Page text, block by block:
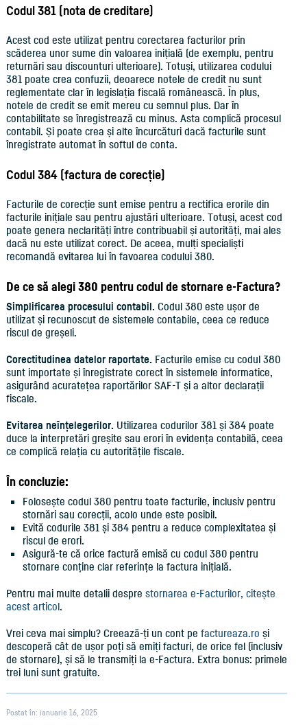
Codul 381 (nota de creditare)
Acest cod este utilizat pentru corectarea facturilor prin
scăderea unor sume din valoarea inițială (de exemplu, pentru
returnări sau discounturi ulterioare). Totuși, utilizarea codului
381 poate crea confuzii, deoarece notele de credit nu sunt
reglementate clar în legislația fiscală românească. În plus,
notele de credit se emit mereu cu semnul plus. Dar în
contabilitate se înregistrează cu minus. Asta complică procesul
contabil. Și poate crea și alte încurcături dacă facturile sunt
înregistrate automat în softul de conta.
Codul 384 (factura de corecție)
Facturile de corecție sunt emise pentru a rectifica erorile din
facturile inițiale sau pentru ajustări ulterioare. Totuși, acest cod
poate genera neclarități între contribuabil și autorități, mai ales
dacă nu este utilizat corect. De aceea, mulți specialiști
recomandă evitarea lui în favoarea codului 380.
De ce să alegi 380 pentru codul de stornare e-Factura?
Simplificarea procesului contabil. Codul 380 este ușor de
utilizat și recunoscut de sistemele contabile, ceea ce reduce
riscul de greșeli.
Corectitudinea datelor raportate. Facturile emise cu codul 380
sunt importate și înregistrate corect în sistemele informatice,
asigurând acuratețea raportărilor SAF-T și a altor declarații
fiscale.
Evitarea neînțelegerilor. Utilizarea codurilor 381 și 384 poate
duce la interpretări greșite sau erori în evidența contabilă, ceea
ce complică relația cu autoritățile fiscale.
În concluzie:
Folosește codul 380 pentru toate facturile, inclusiv pentru
stornări sau corecții, acolo unde este posibil.
Evită codurile 381 și 384 pentru a reduce complexitatea și
riscul de erori.
Asigură-te că orice factură emisă cu codul 380 pentru
stornare conține clar referințe la factura inițială.
Pentru mai multe detalii despre stornarea e-Facturilor, citește
acest articol.
Vrei ceva mai simplu? Creează-ți un cont pe factureaza.ro și
descoperă cât de ușor poți să emiți facturi, de orice fel (inclusiv
de stornare), și să le transmiți la e-Factura. Extra bonus: primele
trei luni sunt gratuite.
Postat în: ianuarie 16, 2025